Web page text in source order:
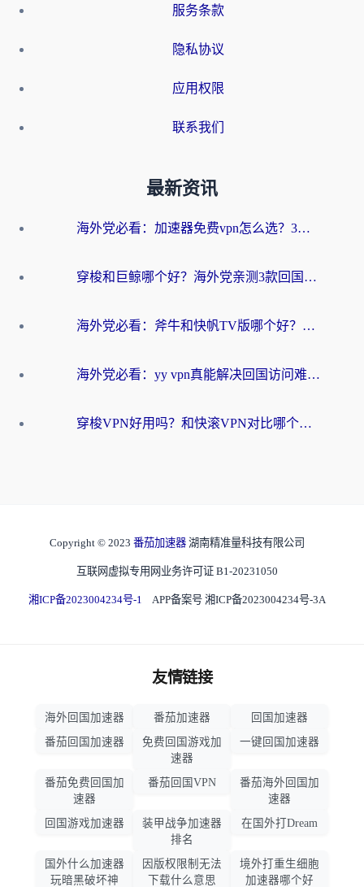
服务条款
隐私协议
应用权限
联系我们
最新资讯
海外党必看：加速器免费vpn怎么选？3步教你无缝访问国内资源
穿梭和巨鲸哪个好？海外党亲测3款回国加速器，教你避开90%的坑
海外党必看：斧牛和快帆TV版哪个好？3分钟选对回国加速器，无缝刷B站、追热剧
海外党必看：yy vpn真能解决回国访问难题？附云极initap测评+免费方案对比
穿梭VPN好用吗？和快滚VPN对比哪个回国效果更好？海外党选回国加速器必看指南
Copyright © 2023 番茄加速器 湖南精准量科技有限公司
互联网虚拟专用网业务许可证 B1-20231050
湘ICP备2023004234号-1 APP备案号 湘ICP备2023004234号-3A
友情链接
海外回国加速器 番茄加速器
回国加速器
番茄回国加速器
免费回国游戏加
速器
一键回国加速器
番茄免费回国加
速器
番茄回国VPN
番茄海外回国加
速器
回国游戏加速器
装甲战争加速器
排名
在国外打Dream
国外什么加速器
玩暗黑破坏神
因版权限制无法
下载什么意思
境外打重生细胞
加速器哪个好